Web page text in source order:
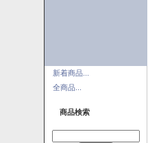
新着商品...
全商品...
商品検索